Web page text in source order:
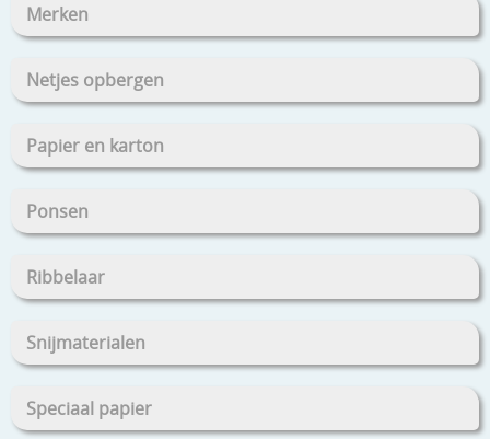
Merken
Netjes opbergen
Papier en karton
Ponsen
Ribbelaar
Snijmaterialen
Speciaal papier